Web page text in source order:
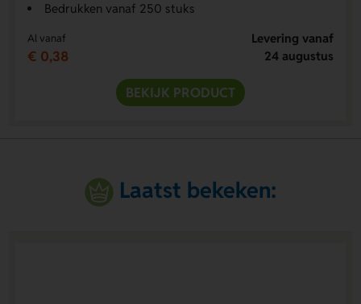
Bedrukken vanaf 250 stuks
Al vanaf
€ 0,38
Levering vanaf
24 augustus
BEKIJK PRODUCT
Laatst bekeken: